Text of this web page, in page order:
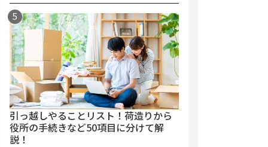
引っ越しやることリスト！荷造りから
役所の手続きなど50項目に分けて解
説！